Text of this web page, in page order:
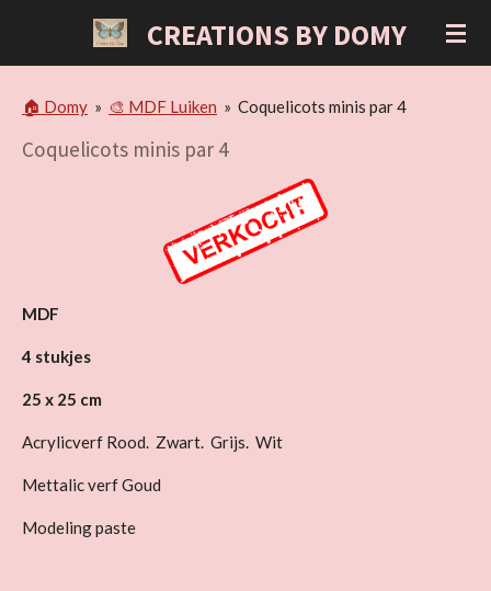
de
CREATIONS BY DOMY
🏠 Domy » 🎨 MDF Luiken » Coquelicots minis par 4
Coquelicots minis par 4
MDF
4 stukjes
25 x 25 cm
Acrylicverf Rood. Zwart. Grijs. Wit
Mettalic verf Goud
Modeling paste